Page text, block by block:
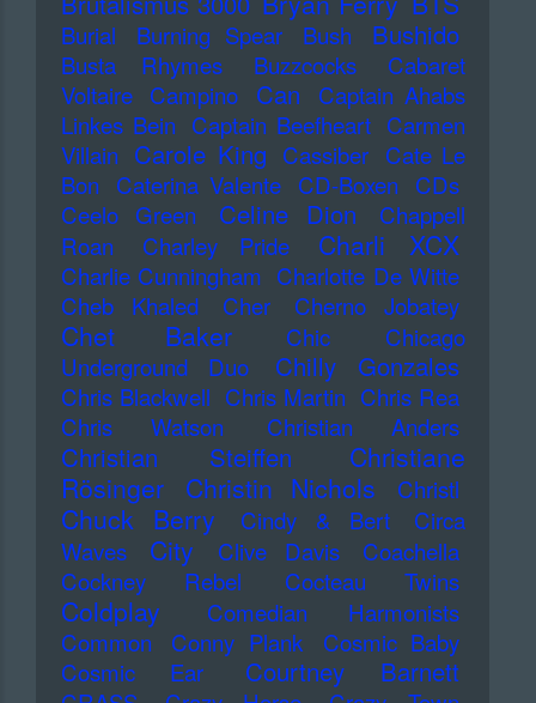
Burial Burning Spear Bush Bushido
Busta Rhymes Buzzcocks
Cabaret
Voltaire Campino Can
Captain Ahabs
Linkes Bein Captain Beefheart Carmen
Villain Carole King Cassiber Cate Le
Bon
Caterina Valente CD-Boxen
CDs
Ceelo Green
Celine Dion
Chappell
Roan
Charley Pride Charli XCX
Charlie Cunningham Charlotte De Witte
Cheb Khaled
Cher Cherno Jobatey
Chet Baker Chic
Chicago
Underground Duo
Chilly Gonzales
Chris Blackwell Chris Martin Chris Rea
Chris Watson
Christian Anders
Christian Steiffen
Christiane
Rösinger
Christin Nichols Christl
Chuck Berry Cindy & Bert
Circa
Waves
City Clive Davis
Coachella
Cockney Rebel
Cocteau Twins
Coldplay
Comedian Harmonists
Common
Conny Plank
Cosmic Baby
Cosmic Ear
Courtney Barnett